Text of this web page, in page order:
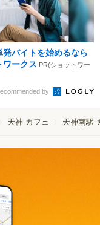
発バイトを始めるなら
ワークス PR(ショットワー
by
天神 カフェ 天神南駅